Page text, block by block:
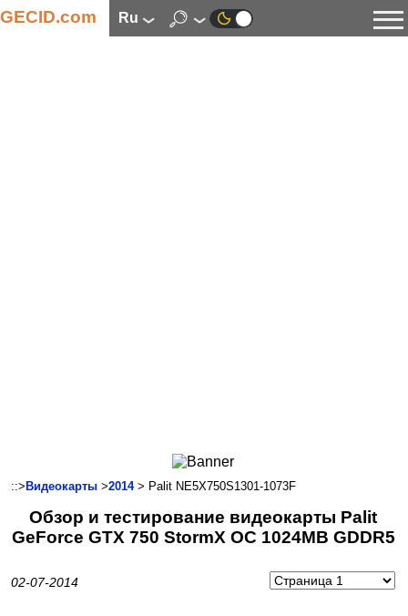
GECID.com ru
Смартфоны
Коммуникации
Автоэлектроника
::> Видеокарты >2014> Palit NE5X750S1301-1073F
Обзор и тестирование видеокарты Palit
GeForce GTX 750 StormX OC 1024MB GDDR5
02-07-2014